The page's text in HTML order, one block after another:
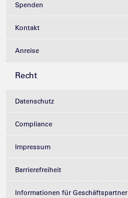
Spenden
Kontakt
Anreise
Recht
Datenschutz
Compliance
Impressum
Barrierefreiheit
Informationen für Geschäftspartner